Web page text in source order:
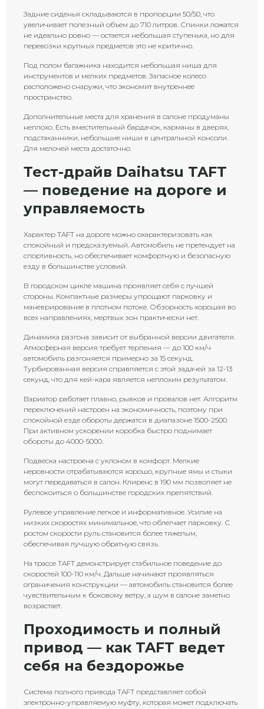
Задние сиденья складываются в пропорции 50/50, что
увеличивает полезный объем до 710 литров. Спинки ложатся
не идеально ровно — остается небольшая ступенька, но для
перевозки крупных предметов это не критично.
Под полом багажника находится небольшая ниша для
инструментов и мелких предметов. Запасное колесо
расположено снаружи, что экономит внутреннее
пространство.
Дополнительные места для хранения в салоне продуманы
неплохо. Есть вместительный бардачок, карманы в дверях,
подстаканники, небольшие ниши в центральной консоли.
Для мелочей места достаточно.
Тест-драйв Daihatsu TAFT
— поведение на дороге и
управляемость
Характер TAFT на дороге можно охарактеризовать как
спокойный и предсказуемый. Автомобиль не претендует на
спортивность, но обеспечивает комфортную и безопасную
езду в большинстве условий.
В городском цикле машина проявляет себя с лучшей
стороны. Компактные размеры упрощают парковку и
маневрирование в плотном потоке. Обзорность хорошая во
всех направлениях, мертвых зон практически нет.
Динамика разгона зависит от выбранной версии двигателя.
Атмосферная версия требует терпения — до 100 км/ч
автомобиль разгоняется примерно за 15 секунд.
Турбированная версия справляется с этой задачей за 12-13
секунд, что для кей-кара является неплохим результатом.
Вариатор работает плавно, рывков и провалов нет. Алгоритм
переключений настроен на экономичность, поэтому при
спокойной езде обороты держатся в диапазоне 1500-2500.
При активном ускорении коробка быстро поднимает
обороты до 4000-5000.
Подвеска настроена с уклоном в комфорт. Мелкие
неровности отрабатываются хорошо, крупные ямы и стыки
могут передаваться в салон. Клиренс в 190 мм позволяет не
беспокоиться о большинстве городских препятствий.
Рулевое управление легкое и информативное. Усилие на
низких скоростях минимальное, что облегчает парковку. С
ростом скорости руль становится более тяжелым,
обеспечивая лучшую обратную связь.
На трассе TAFT демонстрирует стабильное поведение до
скоростей 100-110 км/ч. Дальше начинают проявляться
ограничения конструкции — автомобиль становится более
чувствительным к боковому ветру, а шум в салоне заметно
возрастает.
Проходимость и полный
привод — как TAFT ведет
себя на бездорожье
Система полного привода TAFT представляет собой
электронно-управляемую муфту, которая может подключать